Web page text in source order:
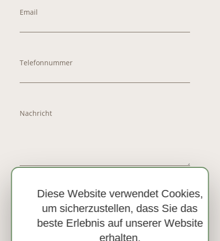
Diese Website verwendet Cookies,
um sicherzustellen, dass Sie das
beste Erlebnis auf unserer Website
erhalten.
Email
Telefonnummer
Nachricht